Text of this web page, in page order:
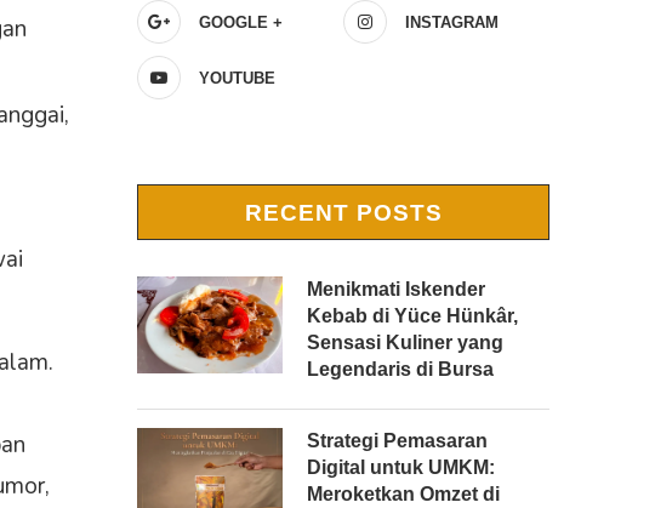
GOOGLE + INSTAGRAM
YOUTUBE
RECENT POSTS
Menikmati Iskender
Kebab di Yüce Hünkâr,
Sensasi Kuliner yang
Legendaris di Bursa
Strategi Pemasaran
Digital untuk UMKM:
Meroketkan Omzet di